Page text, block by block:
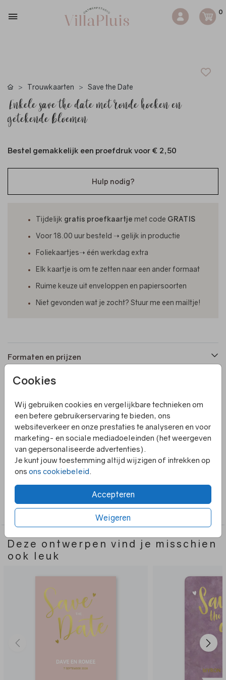
0
Cookies
Wij gebruiken cookies en vergelijkbare technieken om
een betere gebruikerservaring te bieden, ons
websiteverkeer en onze prestaties te analyseren en voor
marketing- en sociale mediadoeleinden (het weergeven
van gepersonaliseerde advertenties).
Je kunt jouw toestemming altijd wijzigen of intrekken op
ons ons cookiebeleid.
Accepteren
Weigeren
Trouwkaarten Save the Date
Enkele save the date met ronde hoeken en
getekende bloemen
Bestel gemakkelijk een proefdruk voor € 2,50
Hulp nodig?
Tijdelijk gratis proefkaartje met code GRATIS
Voor 18.00 uur besteld ➝ gelijk in productie
Foliekaartjes➝ één werkdag extra
Elk kaartje is om te zetten naar een ander formaat
Ruime keuze uit enveloppen en papiersoorten
Niet gevonden wat je zocht? Stuur me een mailtje!
Formaten en prijzen
Productinformatie
Omschrijving
Een enkele save the date met getekende bloemen en
roze spotlak. Het hele kaartje is naar wens aan te passen.
Bij dit ontwerp kaart is er ook een bijpassende trouwkaart
en menukaart.
Save the Date
Deze ontwerpen vind je misschien
ook leuk